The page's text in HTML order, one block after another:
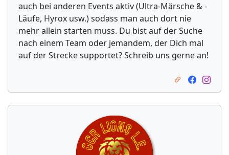
auch bei anderen Events aktiv (Ultra-Märsche & -
Läufe, Hyrox usw.) sodass man auch dort nie
mehr allein starten muss. Du bist auf der Suche
nach einem Team oder jemandem, der Dich mal
auf der Strecke supportet? Schreib uns gerne an!